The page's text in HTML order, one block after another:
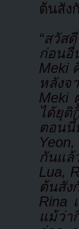
ต้นสัง
“สวัส
ก่อนอื่
Meki
หลังจ
Meki
ได้ยุติ
ตอนนี้
กันแล้
Lua,
ต้นสัง
Rina
แม้ว่า